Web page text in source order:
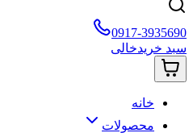
0917-3935690
سبد خریدخالی
خانه
محصولات